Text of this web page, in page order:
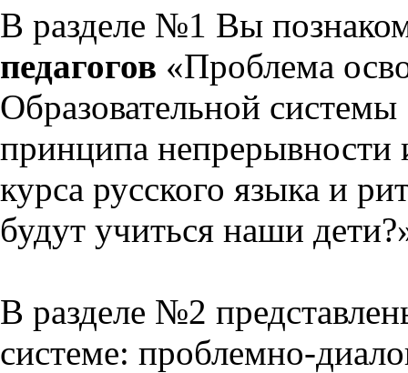
В разделе №1 Вы
педагогов «Проблема
Образовательной
принципа непрерывности
курса русского языка и
будут учиться наши
В разделе №2
системе: проблемно-